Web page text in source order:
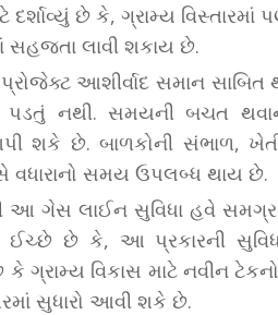
દર્શાવ્યું છે કે, ગ્રામ્ય
લાવી શકાય છે.
આશીર્વાદ સમાન સાબિત
નથી. સમયની બચત
શકે છે. બાળકોની સંભાળ,
વધારાનો સમય ઉપલબ્ધ થાય છે.
આ ગેસ લાઈન સુવિધા હવે
ઈચ્છે છે કે, આ પ્રકારની
કે ગ્રામ્ય વિકાસ માટે નવીન
સુધારો આવી શકે છે.